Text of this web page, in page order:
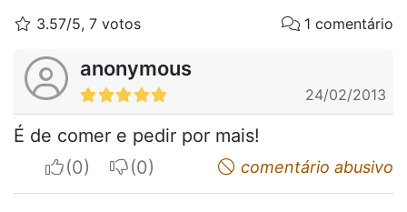
3.57/5, 7 votos 1 comentário
anonymous
24/02/2013
É de comer e pedir por mais!
I apreciateI do not appreciatecomentário abusivo